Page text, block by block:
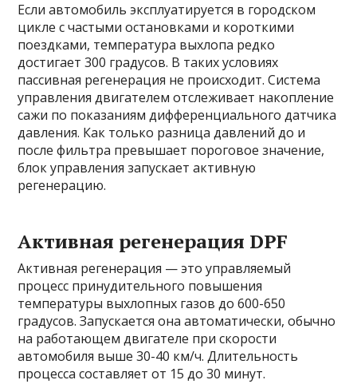
Если автомобиль эксплуатируется в городском
цикле с частыми остановками и короткими
поездками, температура выхлопа редко
достигает 300 градусов. В таких условиях
пассивная регенерация не происходит. Система
управления двигателем отслеживает накопление
сажи по показаниям дифференциального датчика
давления. Как только разница давлений до и
после фильтра превышает пороговое значение,
блок управления запускает активную
регенерацию.
Активная регенерация DPF
Активная регенерация — это управляемый
процесс принудительного повышения
температуры выхлопных газов до 600-650
градусов. Запускается она автоматически, обычно
на работающем двигателе при скорости
автомобиля выше 30-40 км/ч. Длительность
процесса составляет от 15 до 30 минут.